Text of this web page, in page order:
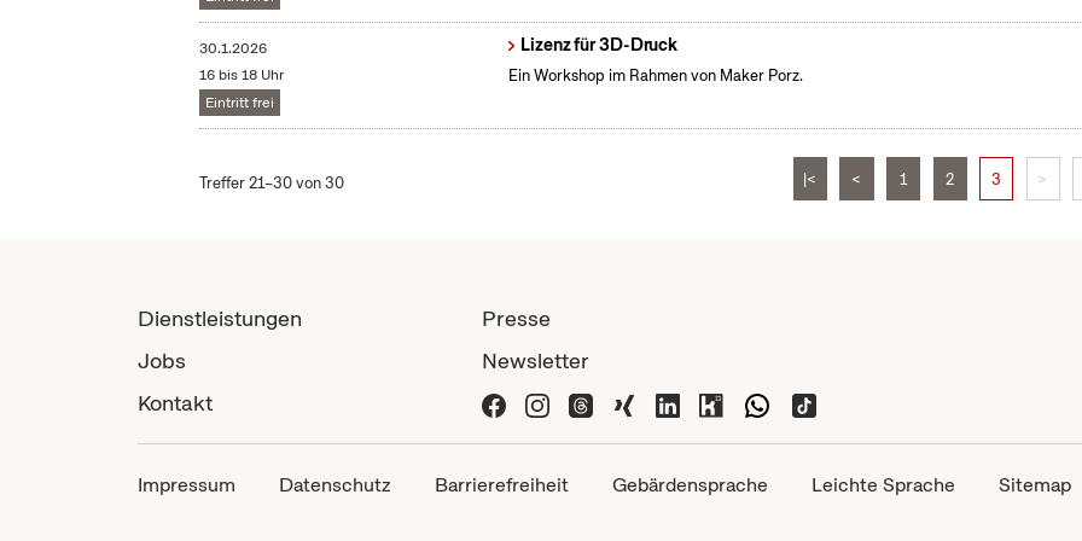
30.1.2026
16 bis 18 Uhr
Eintritt frei
Lizenz für 3D-Druck
Ein Workshop im Rahmen von Maker Porz.
Treffer 21–30 von 30 |< < 1 2 3 >
Dienstleistungen
Jobs
Kontakt
Presse
Newsletter
Impressum Datenschutz Barrierefreiheit Gebärdensprache Leichte Sprache Sitemap